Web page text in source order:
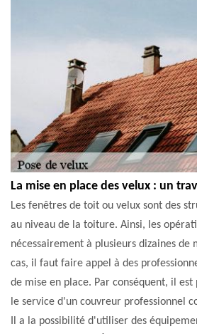
La mise en place des velux : un
Les fenêtres de toit ou velux sont des
au niveau de la toiture. Ainsi, les
nécessairement à plusieurs dizaines de
cas, il faut faire appel à des
de mise en place. Par conséquent, il
le service d'un couvreur professionnel
Il a la possibilité d'utiliser des